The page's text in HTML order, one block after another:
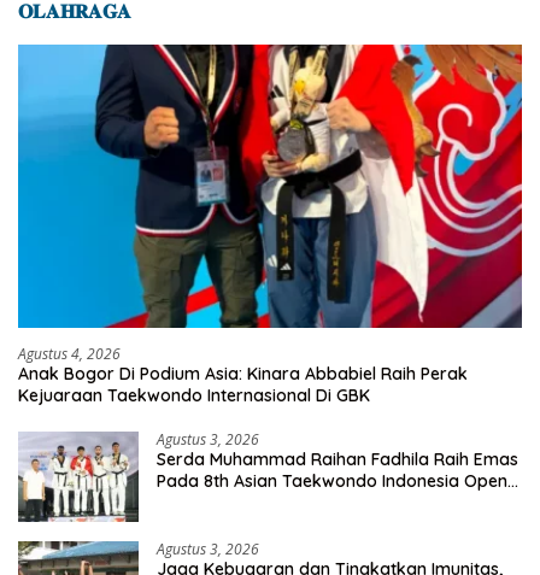
𝐎𝐋𝐀𝐇𝐑𝐀𝐆𝐀
Agustus 4, 2026
Anak Bogor Di Podium Asia: Kinara Abbabiel Raih Perak
Kejuaraan Taekwondo Internasional Di GBK
Agustus 3, 2026
Serda Muhammad Raihan Fadhila Raih Emas
Pada 8th Asian Taekwondo Indonesia Open
Agustus 3, 2026
Jaga Kebugaran dan Tingkatkan Imunitas,